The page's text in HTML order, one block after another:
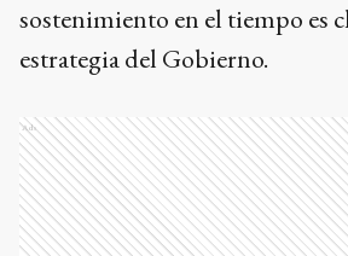
sostenimiento en el tiempo es
estrategia del Gobierno.
Ads